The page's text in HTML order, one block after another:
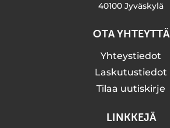
40100 Jyväskylä
OTA YHTEYTTÄ
Yhteystiedot
Laskutustiedot
Tilaa uutiskirje
LINKKEJÄ